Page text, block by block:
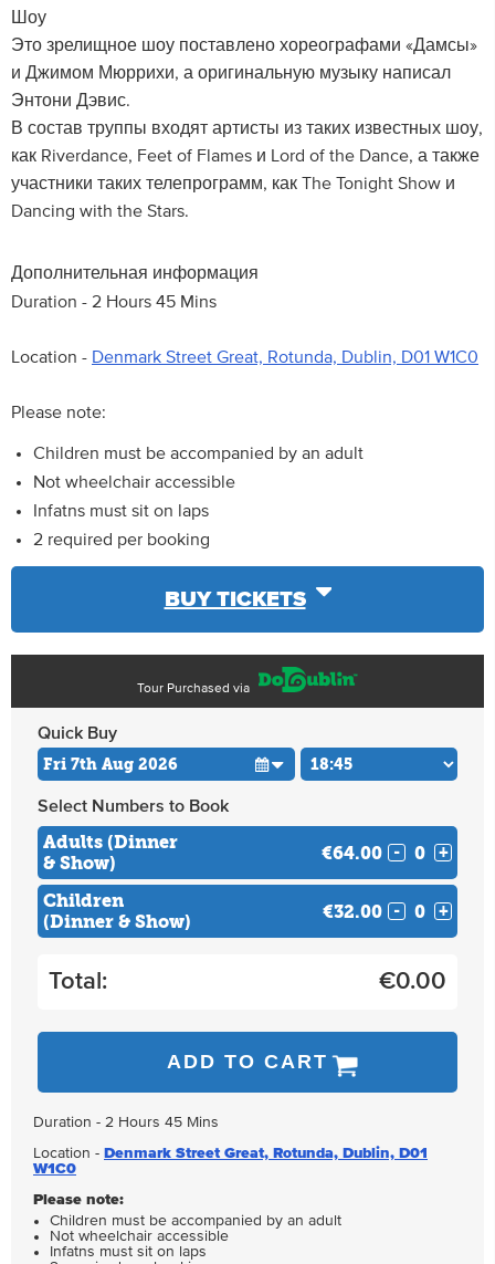
Шоу
Это зрелищное шоу поставлено хореографами «Дамсы»
и Джимом Мюррихи, а оригинальную музыку написал
Энтони Дэвис.
В состав труппы входят артисты из таких известных шоу,
как Riverdance, Feet of Flames и Lord of the Dance, а также
участники таких телепрограмм, как The Tonight Show и
Dancing with the Stars.
Дополнительная информация
Duration - 2 Hours 45 Mins
Location - Denmark Street Great, Rotunda, Dublin, D01 W1C0
Please note:
Children must be accompanied by an adult
Not wheelchair accessible
Infatns must sit on laps
2 required per booking
BUY TICKETS
Tour Purchased via
Quick Buy
Select Numbers to Book
Adults (Dinner
& Show)
€64.00 - +
Children
(Dinner & Show)
€32.00 - +
Total: €0.00
ADD TO CART
Duration - 2 Hours 45 Mins
Location - Denmark Street Great, Rotunda, Dublin, D01
W1C0
Please note:
Children must be accompanied by an adult
Not wheelchair accessible
Infatns must sit on laps